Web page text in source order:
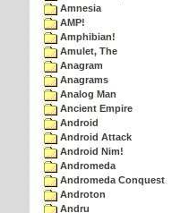
Amnesia
AMP!
Amphibian!
Amulet, The
Anagram
Anagrams
Analog Man
Ancient Empire
Android
Android Attack
Android Nim!
Andromeda
Andromeda Conquest
Androton
Andru